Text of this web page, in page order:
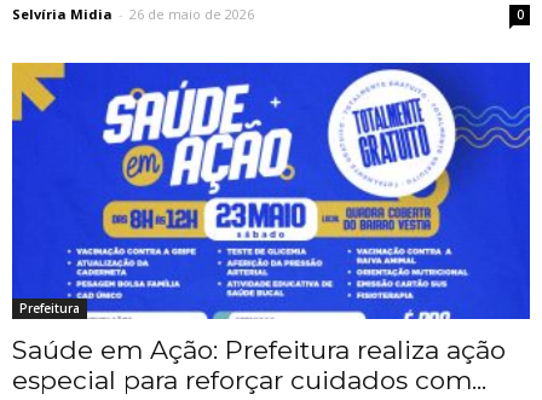
Selvíria Midia - 26 de maio de 2026 0
Prefeitura
Saúde em Ação: Prefeitura realiza ação
especial para reforçar cuidados com...